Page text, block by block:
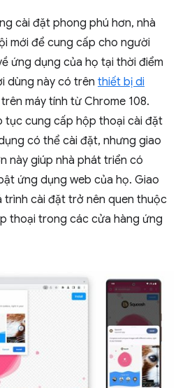
cài đặt phong phú hơn, nhà
mới để cung cấp cho người
ứng dụng của họ tại thời điểm
dùng này có trên thiết bị di
máy tính từ Chrome 108.
tục cung cấp hộp thoại cài đặt
có thể cài đặt, nhưng giao
này giúp nhà phát triển có
ứng dụng web của họ. Giao
trình cài đặt trở nên quen thuộc
thoại trong các cửa hàng ứng